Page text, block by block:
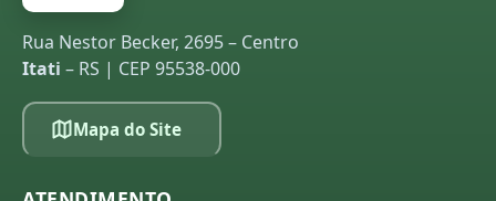
Rua Nestor Becker, 2695 – Centro
Itati – RS | CEP 95538-000
Mapa do Site